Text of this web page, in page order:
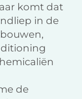
komt dat
in de
de